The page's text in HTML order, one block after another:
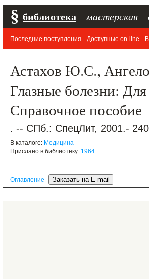
§ библиотека мастерская
Последние поступления Доступные on-line
Астахов Ю.С.,
Глазные болезни:
Справочное пособие
. -- СПб.: СпецЛит, 2001.-
В каталоге: Медицина
Прислано в библиотеку: 1964
Оглавление